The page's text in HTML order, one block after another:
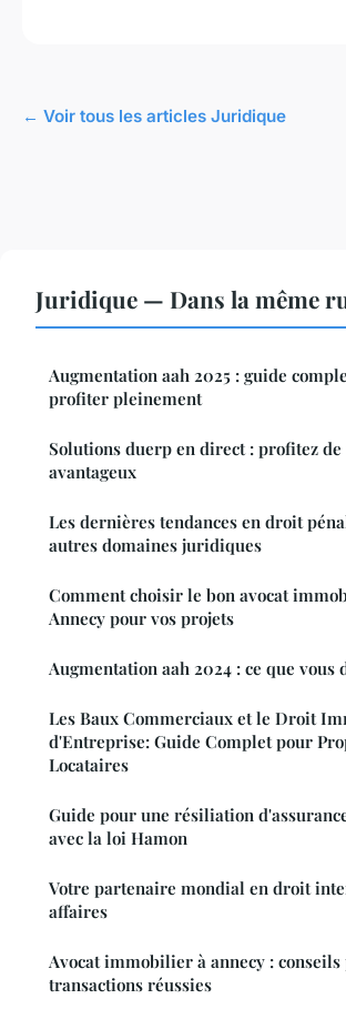
← Voir tous les articles Juridique
Juridique — Dans la même
Augmentation aah 2025 : guide
profiter pleinement
Solutions duerp en direct : profitez
avantageux
Les dernières tendances en droit
autres domaines juridiques
Comment choisir le bon avocat
Annecy pour vos projets
Augmentation aah 2024 : ce que vous
Les Baux Commerciaux et le Droit
d'Entreprise: Guide Complet pour
Locataires
Guide pour une résiliation
avec la loi Hamon
Votre partenaire mondial en droit
affaires
Avocat immobilier à annecy : conseils
transactions réussies